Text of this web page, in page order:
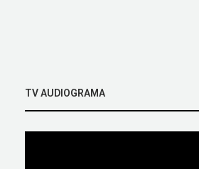
TV AUDIOGRAMA